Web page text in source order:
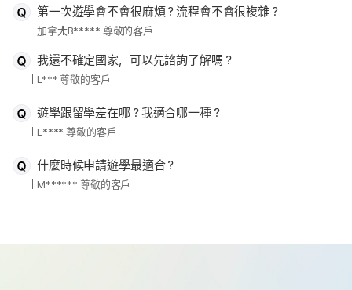
第一次遊學會不會很麻煩？流程會不會很複雜？
加拿大B***** 尊敬的客戶
我還不確定國家，可以先諮詢了解嗎？
L*** 尊敬的客戶
遊學跟留學差在哪？我適合哪一種？
E**** 尊敬的客戶
什麼時候申請遊學最適合？
M****** 尊敬的客戶